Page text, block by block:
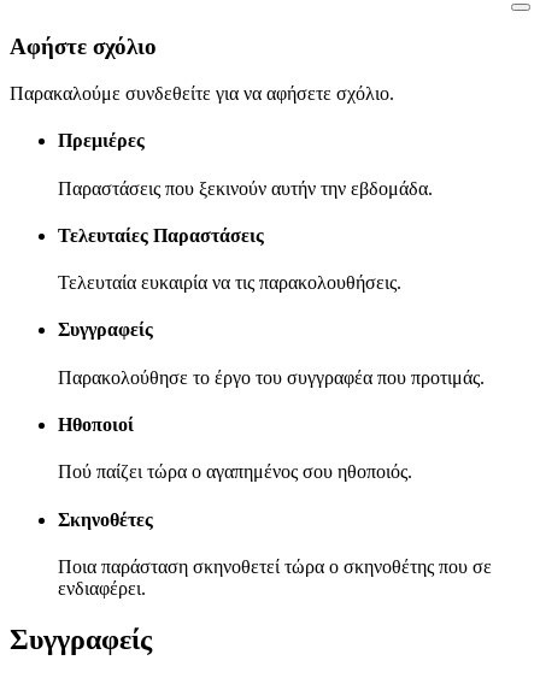
Αφήστε σχόλιο
Παρακαλούμε συνδεθείτε για να αφήσετε σχόλιο.
Πρεμιέρες
Παραστάσεις που ξεκινούν αυτήν την εβδομάδα.
Τελευταίες Παραστάσεις
Τελευταία ευκαιρία να τις παρακολουθήσεις.
Συγγραφείς
Παρακολούθησε το έργο του συγγραφέα που προτιμάς.
Ηθοποιοί
Πού παίζει τώρα ο αγαπημένος σου ηθοποιός.
Σκηνοθέτες
Ποια παράσταση σκηνοθετεί τώρα ο σκηνοθέτης που σε
ενδιαφέρει.
Συγγραφείς